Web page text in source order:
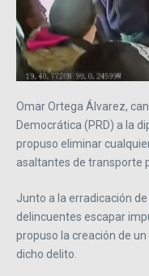
Omar Ortega Álvarez,
Democrática (PRD) a la
propuso eliminar
asaltantes de transporte
Junto a la erradicación
delincuentes escapar
propuso la creación de
dicho delito.